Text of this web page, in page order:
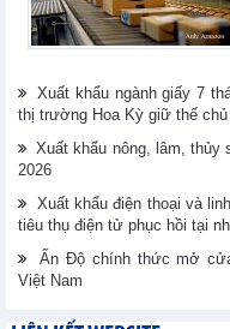
Xuất khẩu ngành giấy 7
thị trường Hoa Kỳ giữ thế
Xuất khẩu nông, lâm, thủy
2026
Xuất khẩu điện thoại và
tiêu thụ điện tử phục hồi tại
Ấn Độ chính thức mở
Việt Nam